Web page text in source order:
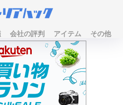
会社の評判 アイテム その他